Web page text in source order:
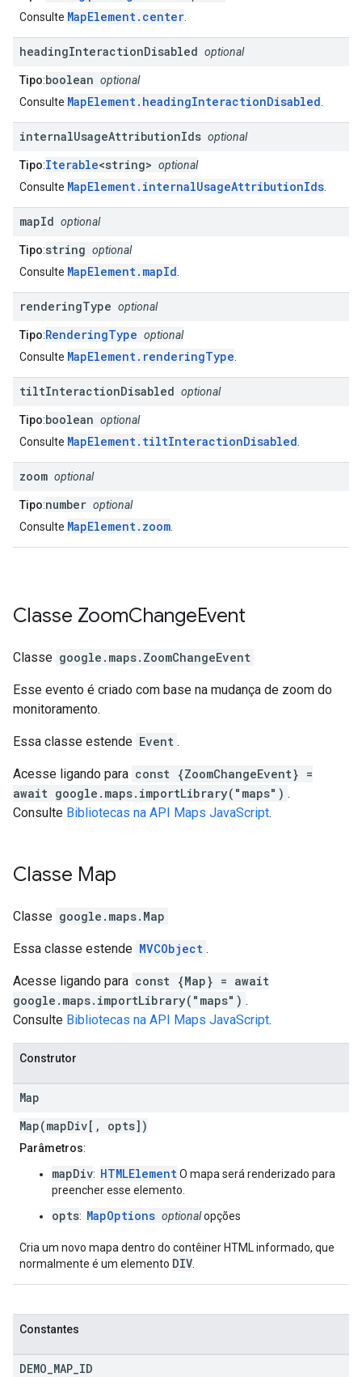
Consulte MapElement.center
headingInteractionDisabled optional
Tipo:boolean optional
Consulte MapElement.headingInteractionDisabled
internalUsageAttributionIds optional
Tipo:Iterable<string> optional
Consulte MapElement.internalUsageAttributionIds
mapId optional
Tipo:string optional
Consulte MapElement.mapId
renderingType optional
Tipo:RenderingType optional
Consulte MapElement.renderingType
tiltInteractionDisabled optional
Tipo:boolean optional
Consulte MapElement.tiltInteractionDisabled
zoom optional
Tipo:number optional
Consulte MapElement.zoom
Classe ZoomChangeEvent
Classe google.maps. ZoomChangeEvent
Esse evento é criado com base na mudança de zoom do
monitoramento.
Essa classe estende Event .
Acesse ligando para const {ZoomChangeEvent} =
await google.maps.importLibrary("maps") .
Consulte Bibliotecas na API Maps JavaScript.
Classe Map
Classe google.maps. Map
Essa classe estende MVCObject .
Acesse ligando para const {Map} = await
google.maps.importLibrary("maps") .
Consulte Bibliotecas na API Maps JavaScript.
Construtor
Map
Map(mapDiv[, opts])
Parâmetros:
mapDiv: HTMLElementO mapa será renderizado para
preencher esse elemento.
opts: MapOptions optionalopções
Cria um novo mapa dentro do contêiner HTML informado, que
normalmente é um elemento DIV
Constantes
DEMO MAP ID